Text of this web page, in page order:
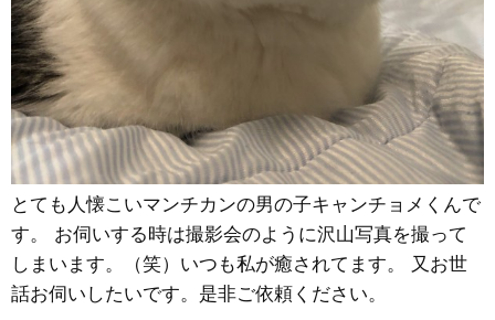
とても人懐こいマンチカンの男の子キャンチョメくんで
す。 お伺いする時は撮影会のように沢山写真を撮って
しまいます。（笑）いつも私が癒されてます。 又お世
話お伺いしたいです。是非ご依頼ください。